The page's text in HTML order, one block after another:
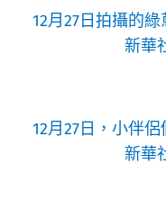
12月27日拍攝的
新華
12月27日，小伴
新華